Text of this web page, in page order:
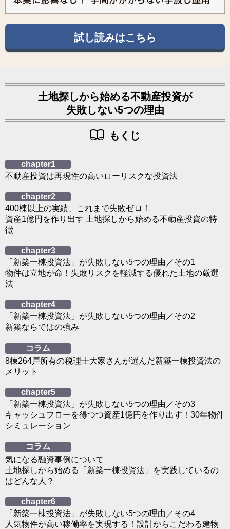
試し読みはこちら
土地探しから始める不動産投資が
失敗しない5つの理由
もくじ
chapter1
不動産投資は再現性の高いローリスクな投資法
chapter2
400棟以上の実績、これまで失敗ゼロ！
資産1億円を作り出す 土地探しから始める不動産投資の特
徴
chapter3
「新築一棟投資法」が失敗しない5つの理由／その1
物件は立地が命！失敗リスクを軽減する優れた土地の厳選
法
chapter4
「新築一棟投資法」が失敗しない5つの理由／その2
新築ならではの強み
コラム
8棟264戸所有の税理士大家さんが選んだ新築一棟投資法の
メリット
chapter5
「新築一棟投資法」が失敗しない5つの理由／その3
キャッシュフローを得つつ資産1億円を作り出す！30年物件
シミュレーション
コラム
気になる融資事例について
土地探しから始める「新築一棟投資法」を実践しているの
はどんな人？
chapter6
「新築一棟投資法」が失敗しない5つの理由／その4
人気物件が高い稼働率を実現する！設計からこだわる建物